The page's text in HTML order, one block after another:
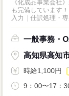
《化成品事業会社
も完備しています
入力｜仕訳処理・専
一般事務・
高知県高知
時給1,100円
9：00〜17：